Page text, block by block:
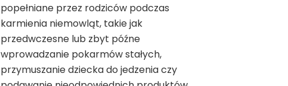
popełniane przez rodziców podczas
karmienia niemowląt, takie jak
przedwczesne lub zbyt późne
wprowadzanie pokarmów stałych,
przymuszanie dziecka do jedzenia czy